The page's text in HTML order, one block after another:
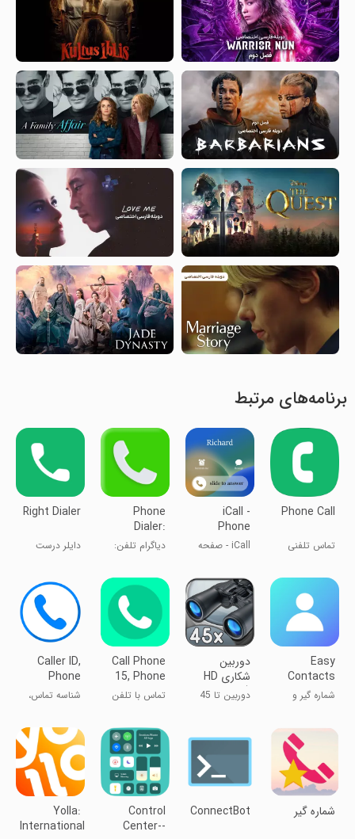
برنامه‌های مرتبط
Phone Call
تماس تلفنی
iCall -
Phone
DialeriCall - صفحه
Phone
Dialer:
Contacts
Backup
دیاگرام تلفن:
تماس‌ها
Right Dialer
دایلر درست
Easy
Contacts
and Phone
شماره گیر و
مخاطبین
دوربین
شکاری HD
(زوم 45
برابر)
دوربین تا 45
Call Phone
15, Phone
Dialer
تماس با تلفن
تلفن
Caller ID,
Phone
Dialer, Block
شناسه تماس،
بلوک
شماره گیر ConnectBot
Control
Center--
Yolla:
International